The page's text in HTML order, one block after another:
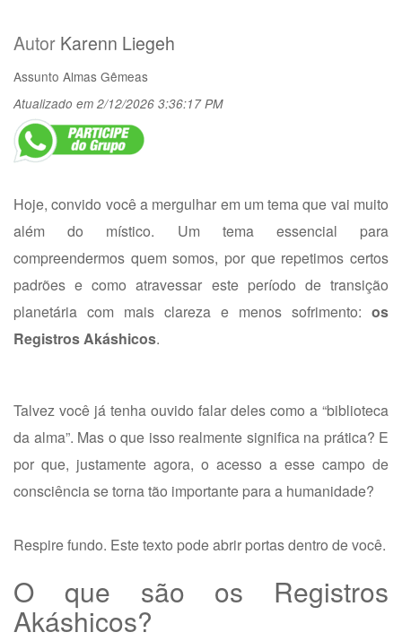
Autor Karenn Liegeh
Assunto Almas Gêmeas
Atualizado em 2/12/2026 3:36:17 PM
Hoje, convido você a mergulhar em um tema que vai muito
além do místico. Um tema essencial para
compreendermos quem somos, por que repetimos certos
padrões e como atravessar este período de transição
planetária com mais clareza e menos sofrimento: os
Registros Akáshicos.
Talvez você já tenha ouvido falar deles como a “biblioteca
da alma”. Mas o que isso realmente significa na prática? E
por que, justamente agora, o acesso a esse campo de
consciência se torna tão importante para a humanidade?
Respire fundo. Este texto pode abrir portas dentro de você.
O que são os Registros
Akáshicos?